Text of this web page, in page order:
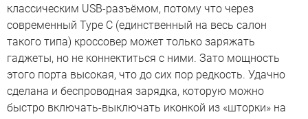
классическим USB-разъёмом, потому что через
современный Type C (единственный на весь салон
такого типа) кроссовер может только заряжать
гаджеты, но не коннектиться с ними. Зато мощность
этого порта высокая, что до сих пор редкость. Удачно
сделана и беспроводная зарядка, которую можно
быстро включать-выключать иконкой из «шторки» на